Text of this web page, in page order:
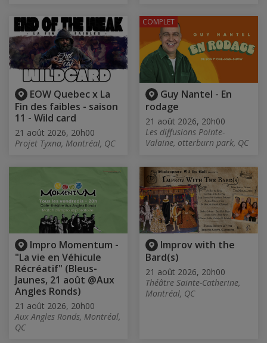
EOW Quebec x La
Fin des faibles - saison
11 - Wild card
21 août 2026, 20h00
Projet Tyxna, Montréal, QC
Guy Nantel - En
rodage
21 août 2026, 20h00
Les diffusions Pointe-
Valaine, otterburn park, QC
COMPLET
Impro Momentum -
"La vie en Véhicule
Récréatif" (Bleus-
Jaunes, 21 août @Aux
Angles Ronds)
21 août 2026, 20h00
Aux Angles Ronds, Montréal,
QC
Improv with the
Bard(s)
21 août 2026, 20h00
Théâtre Sainte-Catherine,
Montréal, QC